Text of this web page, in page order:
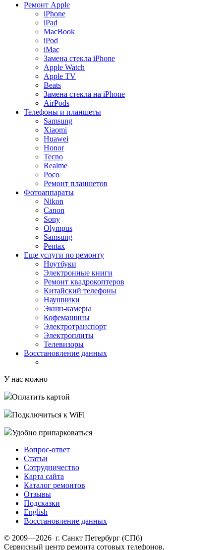
Ремонт Apple
iPhone
iPad
MacBook
iPod
iMac
Замена стекла iPhone
Apple Watch
Apple TV
Beats
Замена стекла на iPhone
AirPods
Телефоны и планшеты
Samsung
Xiaomi
Huawei
Honor
Tecno
Realme
Poco
Ремонт планшетов
Фотоаппараты
Nikon
Canon
Sony
Olympus
Samsung
Pentax
Еще услуги по ремонту
Ноутбуки
Электронные книги
Ремонт квадрокоптеров
Китайский телефоны
Наушники
Экшн-камеры
Кофемашины
Электротранспорт
Электроплиты
Телевизоры
Восстановление данных
У нас можно
Оплатить картой
Подключиться к WiFi
Удобно припарковаться
Вопрос-ответ
Статьи
Сотрудничество
Карта сайта
Каталог ремонтов
Отзывы
Подсказки
English
Восстановление данных
© 2009—2026 г. Санкт Петербург (СПб)
Сервисный центр ремонта сотовых телефонов,